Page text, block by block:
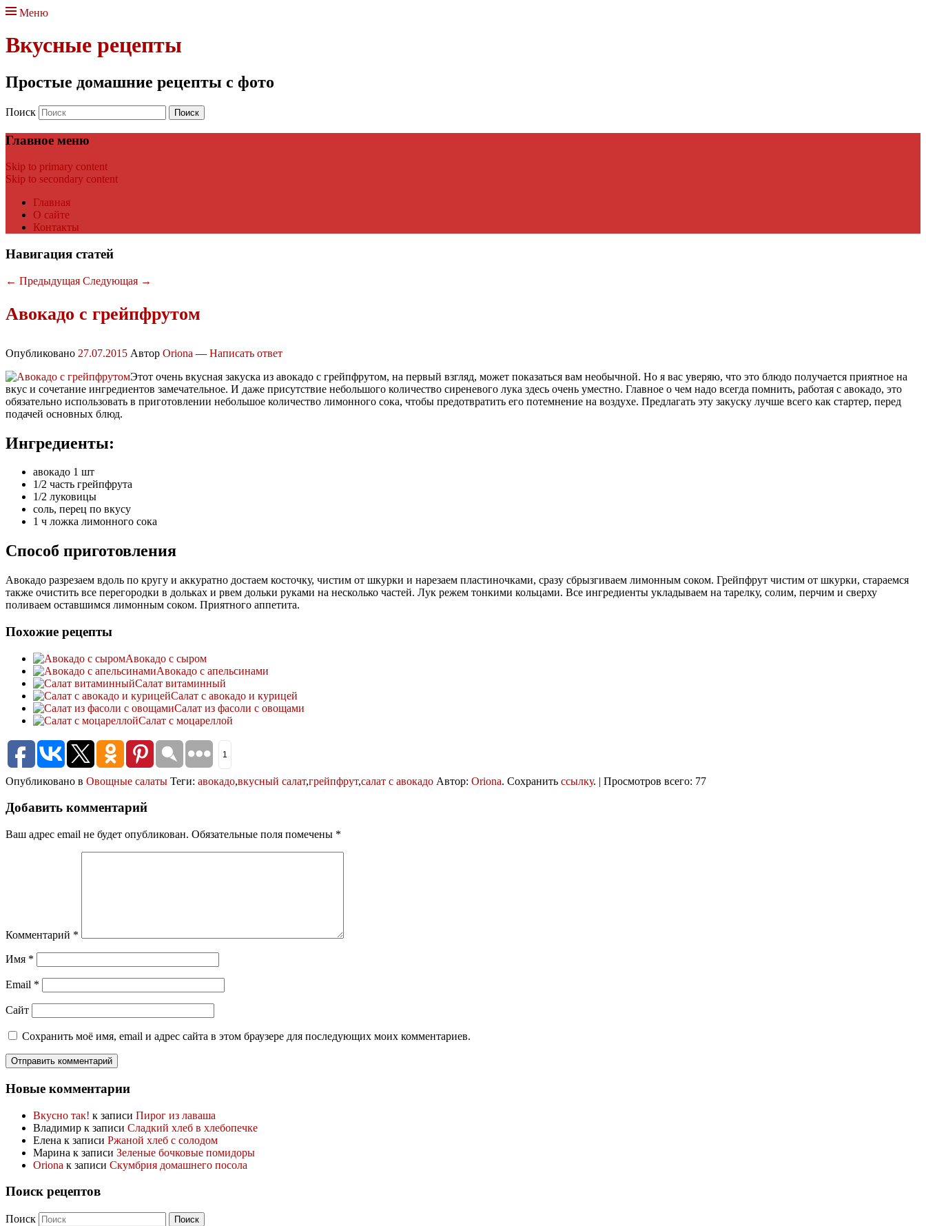
Меню
Вкусные рецепты
Простые домашние рецепты с фото
Поиск
Главное меню
Skip to primary content
Skip to secondary content
Главная
О сайте
Контакты
Навигация статей
← Предыдущая Следующая →
Авокадо с грейпфрутом
Опубликовано 27.07.2015 Автор Oriona — Написать ответ
Этот очень вкусная закуска из авокадо с грейпфрутом, на первый взгляд, может показаться вам необычной. Но я вас уверяю, что это блюдо получается приятное на
вкус и сочетание ингредиентов замечательное. И даже присутствие небольшого количество сиреневого лука здесь очень уместно. Главное о чем надо всегда помнить, работая с авокадо, это
обязательно использовать в приготовлении небольшое количество лимонного сока, чтобы предотвратить его потемнение на воздухе. Предлагать эту закуску лучше всего как стартер, перед
подачей основных блюд.
Ингредиенты:
авокадо 1 шт
1/2 часть грейпфрута
1/2 луковицы
соль, перец по вкусу
1 ч ложка лимонного сока
Способ приготовления
Авокадо разрезаем вдоль по кругу и аккуратно достаем косточку, чистим от шкурки и нарезаем пластиночками, сразу сбрызгиваем лимонным соком. Грейпфрут чистим от шкурки, стараемся
также очистить все перегородки в дольках и рвем дольки руками на несколько частей. Лук режем тонкими кольцами. Все ингредиенты укладываем на тарелку, солим, перчим и сверху
поливаем оставшимся лимонным соком. Приятного аппетита.
Похожие рецепты
Авокадо с сыром
Авокадо с апельсинами
Салат витаминный
Салат с авокадо и курицей
Салат из фасоли с овощами
Салат с моцареллой
1
Опубликовано в Овощные салаты Теги: авокадо,вкусный салат,грейпфрут,салат с авокадо Автор: Oriona. Сохранить ссылку. | Просмотров всего: 77
Добавить комментарий
Ваш адрес email не будет опубликован. Обязательные поля помечены *
Комментарий *
Имя *
Email *
Сайт
Сохранить моё имя, email и адрес сайта в этом браузере для последующих моих комментариев.
Новые комментарии
Вкусно так! к записи Пирог из лаваша
Владимир к записи Сладкий хлеб в хлебопечке
Елена к записи Ржаной хлеб с солодом
Марина к записи Зеленые бочковые помидоры
Oriona к записи Скумбрия домашнего посола
Поиск рецептов
Поиск